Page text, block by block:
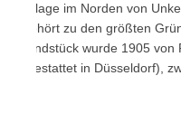
im Norden von
Er gehört zu den größten
Grundstück wurde 1905 von
bestattet in Düsseldorf),